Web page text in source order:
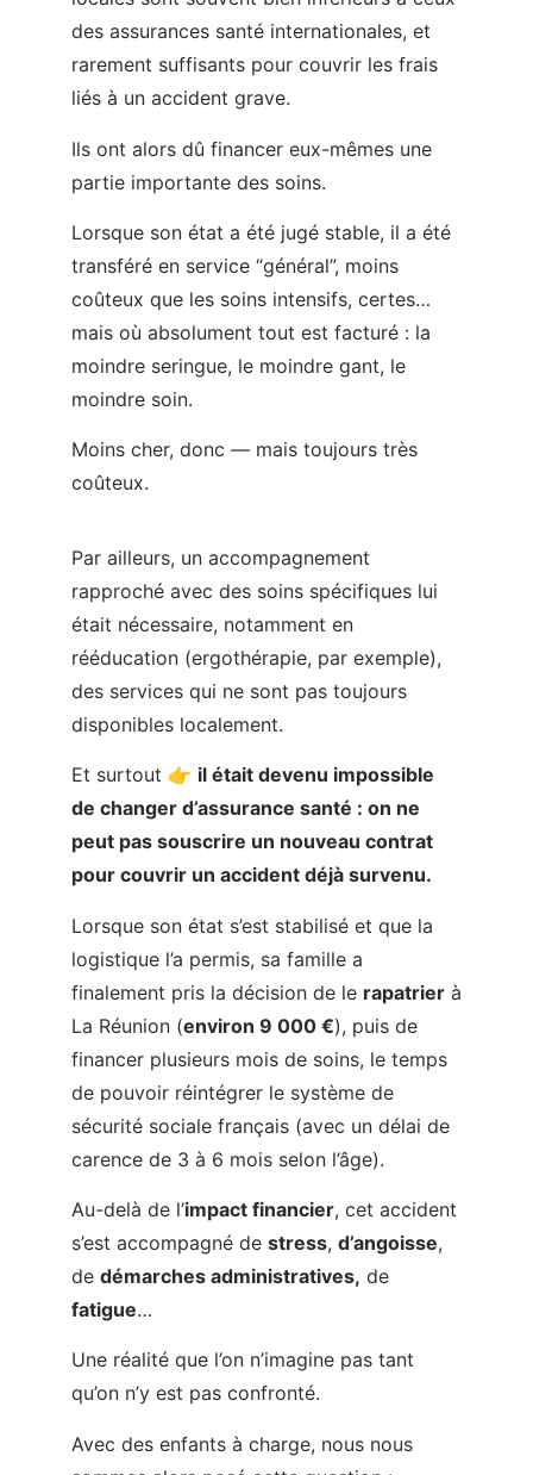
partie importante des soins.
Lorsque son état a été jugé stable, il a été
transféré en service “général”, moins
coûteux que les soins intensifs, certes…
mais où absolument tout est facturé : la
moindre soin.
Moins cher, donc — mais toujours très
coûteux.
Par ailleurs, un accompagnement
rapproché avec des soins spécifiques lui
était nécessaire, notamment en
disponibles localement.
Et surtout 👉il était devenu impossible
de changer d’assurance santé : on ne
peut pas souscrire un nouveau contrat
pour couvrir un accident déjà survenu.
Lorsque son état s’est stabilisé et que la
logistique l’a permis, sa famille a
finalement pris la décision de le rapatrier
La Réunion (environ 9 000 €), puis de
de pouvoir réintégrer le système de
sécurité sociale français (avec un délai de
carence de 3 à 6 mois selon l’âge).
Au-delà de l’impact financier, cet accident
s’est accompagné de stress,d’angoisse
dedémarches administratives,de
fatigue…
Une réalité que l’on n’imagine pas tant
qu’on n’y est pas confronté.
Avec des enfants à charge, nous nous
sommes alors posé cette question :
“ Si cela nous arrivait… serions-
nous réellement protégés ?
Cette réflexion a tout changé.